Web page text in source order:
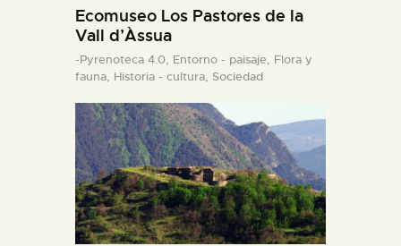
Ecomuseo Los Pastores de la
Vall d’Àssua
-Pyrenoteca 4.0, Entorno - paisaje, Flora y
fauna, Historia - cultura, Sociedad